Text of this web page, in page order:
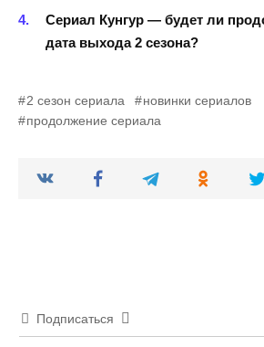
Сериал Кунгур — будет ли
дата выхода 2 сезона?
2 сезон сериала
новинки сериалов
продолжение сериала
Подписаться